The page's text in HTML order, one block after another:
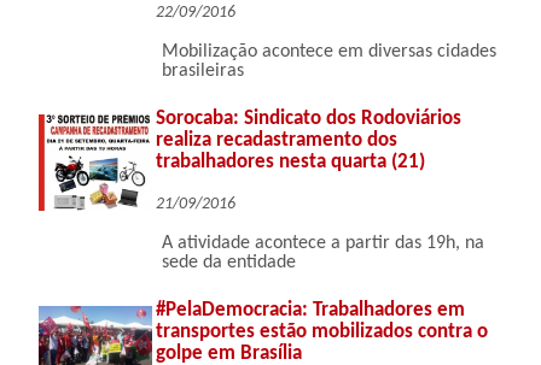
22/09/2016
Mobilização acontece em diversas cidades
brasileiras
Sorocaba: Sindicato dos Rodoviários
realiza recadastramento dos
trabalhadores nesta quarta (21)
21/09/2016
A atividade acontece a partir das 19h, na
sede da entidade
#PelaDemocracia: Trabalhadores em
transportes estão mobilizados contra o
golpe em Brasília